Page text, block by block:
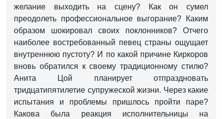
желание выходить на сцену? Как он сумел
преодолеть профессиональное выгорание? Каким
образом шокировал своих поклонников? Отчего
наиболее востребованный певец страны ощущает
внутреннюю пустоту? И по какой причине Киркоров
вновь обратился к своему традиционному стилю?
Анита Цой планирует отпраздновать
тридцатипятилетие супружеской жизни. Через какие
испытания и проблемы пришлось пройти паре?
Какова была реакция исполнительницы на